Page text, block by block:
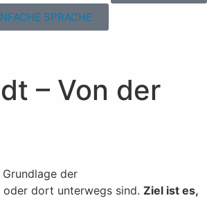
SPRACHE
– Von der
Grundlage der
oder dort unterwegs sind. Ziel ist es,